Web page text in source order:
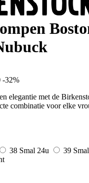
-32%
elegantie met de
combinatie voor elke
38 Smal 24u 39 Smal